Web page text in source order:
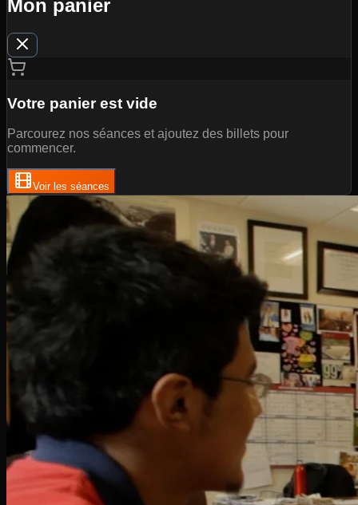
Mon panier
Votre panier est vide
Parcourez nos séances et ajoutez des billets pour
commencer.
Voir les séances